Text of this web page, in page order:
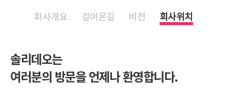
회사개요 걸어온길 비전 회사위치
솔리데오는
여러분의 방문을 언제나 환영합니다.